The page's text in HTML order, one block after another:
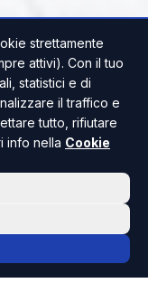
strettamente
attivi). Con il tuo
statistici e di
il traffico e
tutto, rifiutare
info nella Cookie